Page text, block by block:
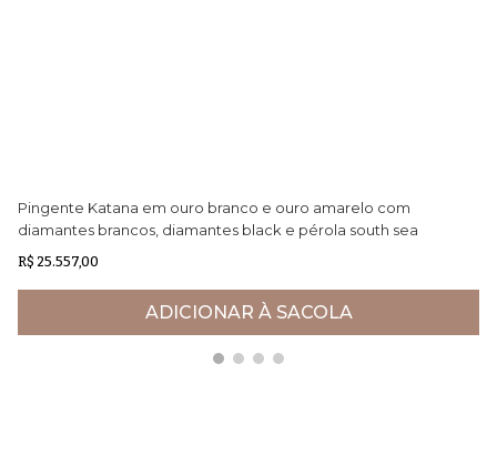
Pingente Katana em ouro branco e ouro amarelo com
diamantes brancos, diamantes black e pérola south sea
negra
R$ 25.557,00
ADICIONAR À SACOLA